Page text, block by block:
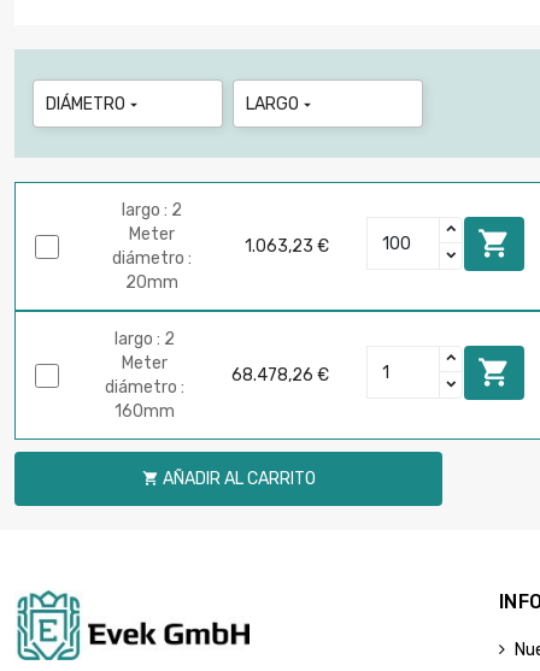
DIÁMETRO  LARGO 
largo : 2
Meter
diámetro :
20mm
1.063,23 € 
largo : 2
Meter
diámetro :
160mm
68.478,26 € 
 AÑADIR AL CARRITO